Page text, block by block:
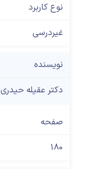
نوع کاربرد
غیردرسی
نویسنده
دکتر عقیله حیدری
صفحه
180